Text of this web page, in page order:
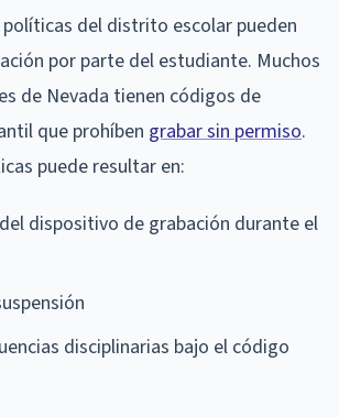
del distrito escolar pueden
por parte del estudiante. Muchos
de Nevada tienen códigos de
que prohíben grabar sin permiso.
puede resultar en:
dispositivo de grabación durante el
disciplinarias bajo el código